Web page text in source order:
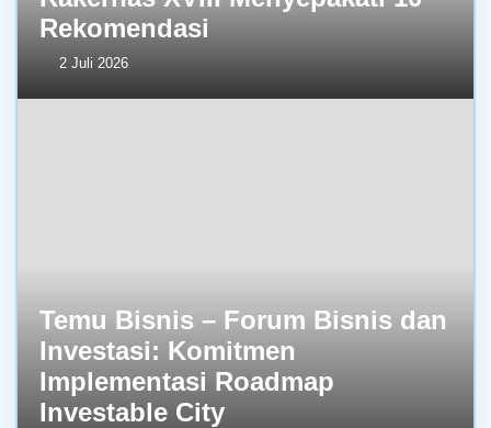
Rekomendasi
2 Juli 2026
Temu Bisnis – Forum Bisnis dan
Investasi: Komitmen
Implementasi Roadmap
Investable City